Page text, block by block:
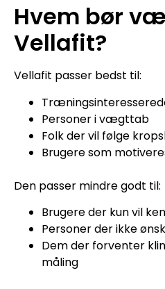
Hvem bør
Vellafit?
Vellafit passer bedst til:
Personer i vægttab
Folk der vil følge
Brugere som
Den passer mindre godt til:
Brugere der kun vil
Personer der ikke
Dem der forventer
måling